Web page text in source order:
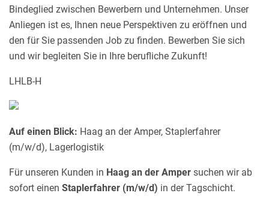
Bindeglied zwischen Bewerbern und Unternehmen. Unser
Anliegen ist es, Ihnen neue Perspektiven zu eröffnen und
den für Sie passenden Job zu finden. Bewerben Sie sich
und wir begleiten Sie in Ihre berufliche Zukunft!
LHLB-H
Auf einen Blick: Haag an der Amper, Staplerfahrer
(m/w/d), Lagerlogistik
Für unseren Kunden in Haag an der Amper suchen wir ab
sofort einen Staplerfahrer (m/w/d) in der Tagschicht.